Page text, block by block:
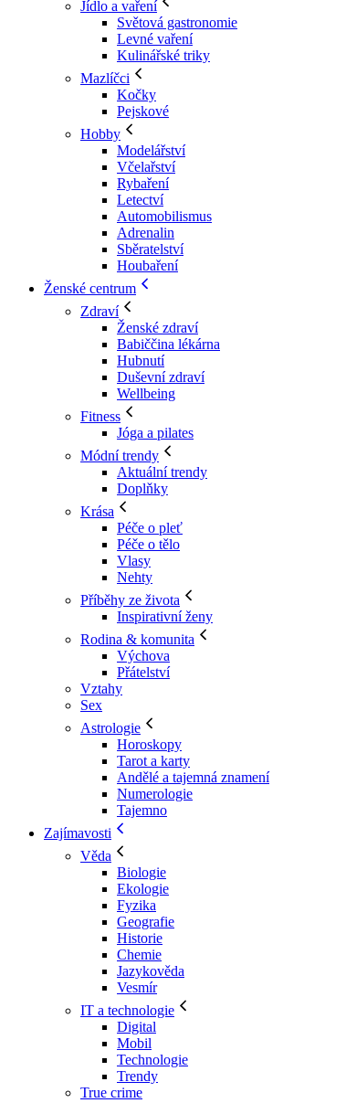
Jídlo a vaření
Světová gastronomie
Levné vaření
Kulinářské triky
Mazlíčci
Kočky
Pejskové
Hobby
Modelářství
Včelařství
Rybaření
Letectví
Automobilismus
Adrenalin
Sběratelství
Houbaření
Ženské centrum
Zdraví
Ženské zdraví
Babiččina lékárna
Hubnutí
Duševní zdraví
Wellbeing
Fitness
Jóga a pilates
Módní trendy
Aktuální trendy
Doplňky
Krása
Péče o pleť
Péče o tělo
Vlasy
Nehty
Příběhy ze života
Inspirativní ženy
Rodina & komunita
Výchova
Přátelství
Vztahy
Sex
Astrologie
Horoskopy
Tarot a karty
Andělé a tajemná znamení
Numerologie
Tajemno
Zajímavosti
Věda
Biologie
Ekologie
Fyzika
Geografie
Historie
Chemie
Jazykověda
Vesmír
IT a technologie
Digital
Mobil
Technologie
Trendy
True crime